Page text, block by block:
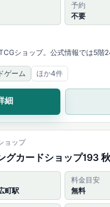
予約
不要
ショップ。公式情報では5階
案内しています。
ゲーム
ほか4件
細
ョップ
グカードショップ193
町駅
料金目安
無料